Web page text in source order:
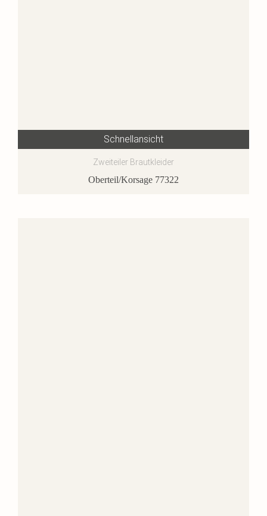
Schnellansicht
Zweiteiler Brautkleider
Oberteil/Korsage 77322